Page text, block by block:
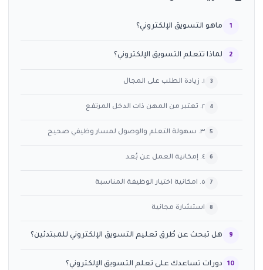
ماهو التسويق الإلكتروني؟
لماذا تتعلم التسويق الإلكتروني؟
١. زيادة الطلب على المجال
٢. تعتبر من المهن ذات الدخل المرتفع
٣. سهولة التعلم والوصول لمسار وظيفي صحيح
٤. إمكانية العمل عن بُعد
٥. امكانية اختيار الوظيفة المناسبة
استشارة مجانية
هل تبحث عن طُرق تعليم التسويق الإلكتروني للمبتدئين؟
دورات تساعدك على تعلم التسويق الإلكتروني؟